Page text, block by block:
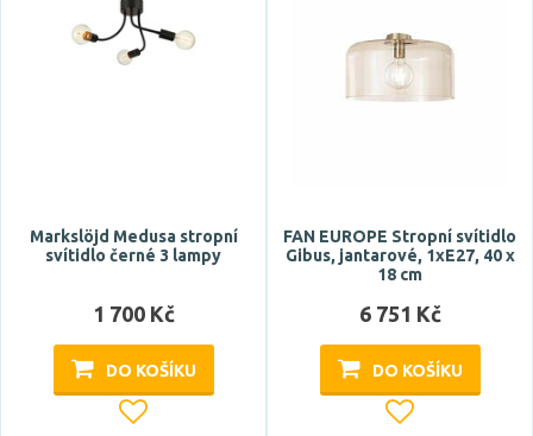
GU10
Zdroj světla součástí
Barva
Markslöjd Medusa stropní
svítidlo černé 3 lampy
1 700 Kč
DO KOŠÍKU
FAN EUROPE Stropní svítidlo
Gibus, jantarové, 1xE27, 40 x
18 cm
6 751 Kč
DO KOŠÍKU